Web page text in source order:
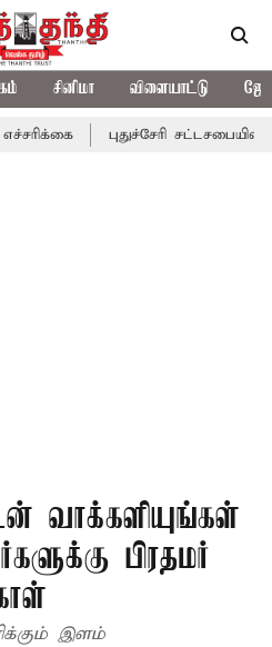
சினிமா விளையாட்டு
புதுச்சேரி சட்டசபையில் வரும்
வாக்களியுங்கள்
பிரதமர்
இளம்